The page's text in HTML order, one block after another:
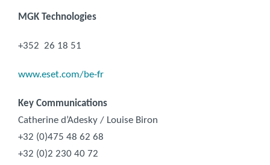
MGK Technologies
+352 26 18 51
www.eset.com/be-fr
Key Communications
Catherine d’Adesky / Louise Biron
+32 (0)475 48 62 68
+32 (0)2 230 40 72